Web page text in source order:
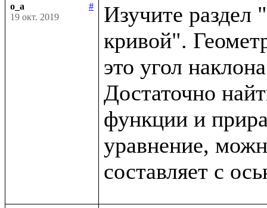
o_a
#
19 окт. 2019
Изучите раздел
кривой".
это угол
Достаточно
функции и
уравнение,
составляет с